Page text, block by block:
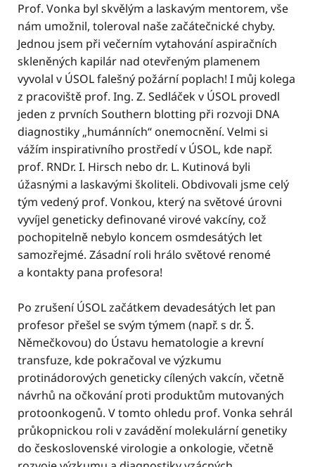
Prof. Vonka byl skvělým a laskavým mentorem, vše
nám umožnil, toleroval naše začátečnické chyby.
Jednou jsem při večerním vytahování aspiračních
skleněných kapilár nad otevřeným plamenem
vyvolal v ÚSOL falešný požární poplach! I můj kolega
z pracoviště prof. Ing. Z. Sedláček v ÚSOL provedl
jeden z prvních Southern blotting při rozvoji DNA
diagnostiky „humánních“ onemocnění. Velmi si
vážím inspirativního prostředí v ÚSOL, kde např.
prof. RNDr. I. Hirsch nebo dr. L. Kutinová byli
úžasnými a laskavými školiteli. Obdivovali jsme celý
tým vedený prof. Vonkou, který na světové úrovni
vyvíjel geneticky definované virové vakcíny, což
pochopitelně nebylo koncem osmdesátých let
samozřejmé. Zásadní roli hrálo světové renomé
a kontakty pana profesora!
Po zrušení ÚSOL začátkem devadesátých let pan
profesor přešel se svým týmem (např. s dr. Š.
Němečkovou) do Ústavu hematologie a krevní
transfuze, kde pokračoval ve výzkumu
protinádorových geneticky cílených vakcín, včetně
návrhů na očkování proti produktům mutovaných
protoonkogenů. V tomto ohledu prof. Vonka sehrál
průkopnickou roli v zavádění molekulární genetiky
do československé virologie a onkologie, včetně